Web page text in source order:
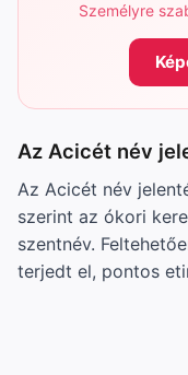
Személyre
Az Acicét név
Az Acicét név
szerint az ókori
szentnév.
terjedt el, pontos